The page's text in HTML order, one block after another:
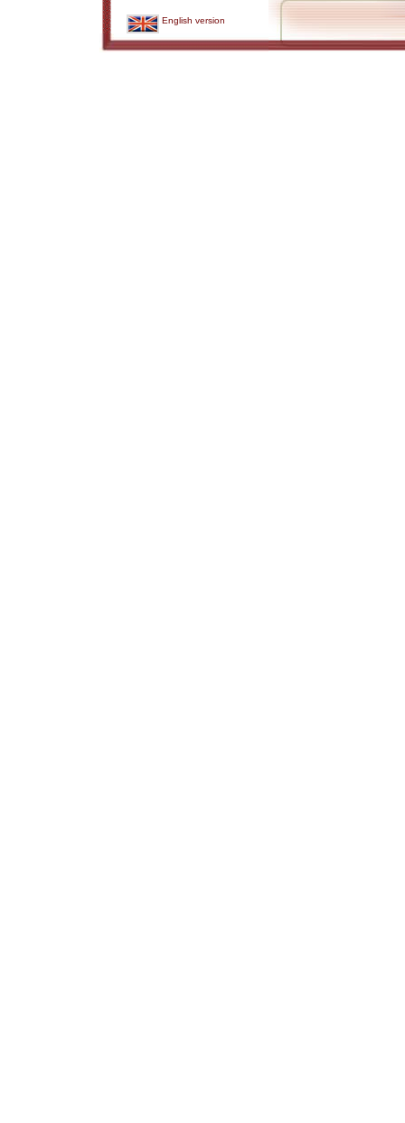
English version